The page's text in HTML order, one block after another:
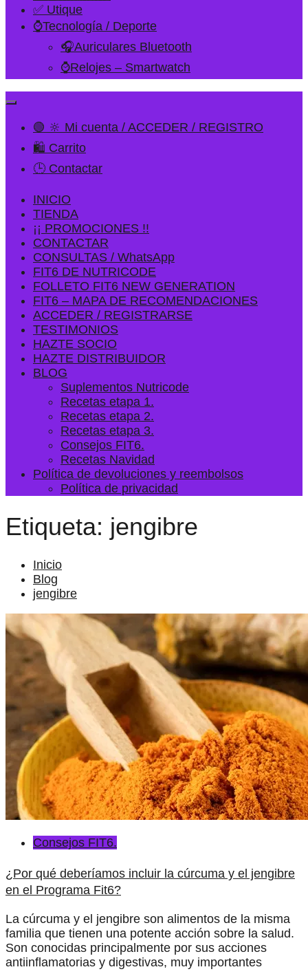
✅ Utique
⌚Tecnología / Deporte
🎧Auriculares Bluetooth
⌚Relojes – Smartwatch
🟢 🔆 Mi cuenta / ACCEDER / REGISTRO
🛍️ Carrito
🕒 Contactar
INICIO
TIENDA
¡¡ PROMOCIONES !!
CONTACTAR
CONSULTAS / WhatsApp
FIT6 DE NUTRICODE
FOLLETO FIT6 NEW GENERATION
FIT6 – MAPA DE RECOMENDACIONES
ACCEDER / REGISTRARSE
TESTIMONIOS
HAZTE SOCIO
HAZTE DISTRIBUIDOR
BLOG
Suplementos Nutricode
Recetas etapa 1.
Recetas etapa 2.
Recetas etapa 3.
Consejos FIT6.
Recetas Navidad
Política de devoluciones y reembolsos
Política de privacidad
Etiqueta: jengibre
Inicio
Blog
jengibre
Consejos FIT6.
¿Por qué deberíamos incluir la cúrcuma y el jengibre
en el Programa Fit6?
La cúrcuma y el jengibre son alimentos de la misma
familia que tienen una potente acción sobre la salud.
Son conocidas principalmente por sus acciones
antiinflamatorias y digestivas, muy importantes